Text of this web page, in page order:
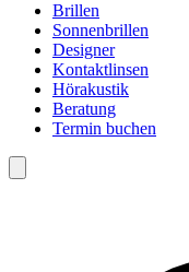
Brillen
Sonnenbrillen
Designer
Kontaktlinsen
Hörakustik
Beratung
Termin buchen